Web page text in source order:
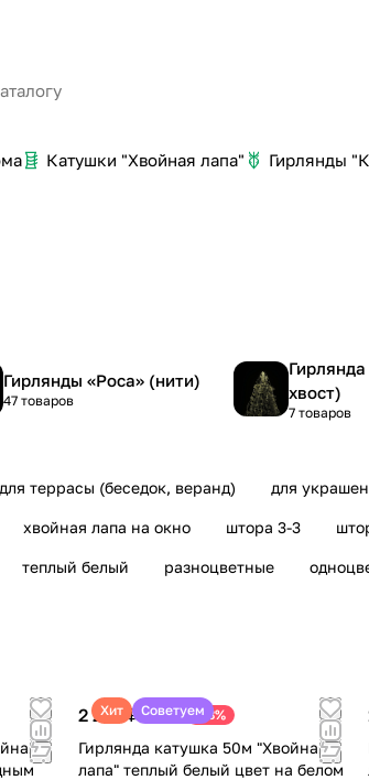
Катушки "Хвойная лапа" Гирлянды
Гирлянды «Роса» (нити)
47 товаров
хвост)
7 товаров
для террасы (беседок, веранд) для
хвойная лапа на окно штора 3-3
теплый белый разноцветные
Хит Советуем
2 290 ₽ 2 800 ₽ -18%
Гирлянда катушка 50м "Хвойная
лапа" теплый белый цвет на белом